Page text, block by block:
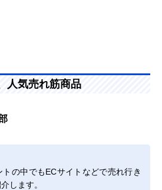
人気売れ筋商品
の中でもECサイトなどで売れ行き
します。